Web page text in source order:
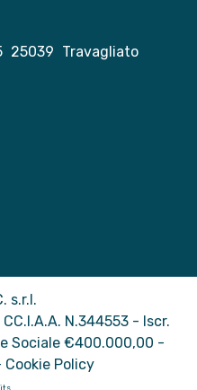
25039 Travagliato
s.r.l.
N.344553 - Iscr.
Sociale €400.000,00 -
Cookie Policy